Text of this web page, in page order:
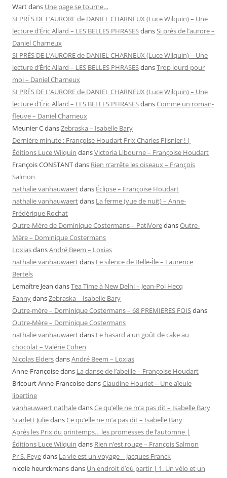
Wartdans Une page se tourne…
SI PRÈS DE L’AURORE de DANIEL CHARNEUX (Luce Wilquin) – Une
lecture d’Éric Allard – LES BELLES PHRASESdansSi près de l’aurore –
Daniel Charneux
SI PRÈS DE L’AURORE de DANIEL CHARNEUX (Luce Wilquin) – Une
lecture d’Éric Allard – LES BELLES PHRASESdansTrop lourd pour
moi – Daniel Charneux
SI PRÈS DE L’AURORE de DANIEL CHARNEUX (Luce Wilquin) – Une
lecture d’Éric Allard – LES BELLES PHRASESdansComme un roman-
fleuve – Daniel Charneux
Meunier CdansZebraska – Isabelle Bary
Dernière minute : Françoise Houdart Prix Charles Plisnier ! |
Éditions Luce Wilquin dansVictoria Libourne – Françoise Houdart
François CONSTANTdans Rien n’arrête les oiseaux – François
Salmon
nathalie vanhauwaertdans Éclipse – Françoise Houdart
nathalie vanhauwaertdans La ferme (vue de nuit) – Anne-
Frédérique Rochat
Outre-Mère de Dominique Costermans – PatiVoredansOutre-
Mère – Dominique Costermans
LoxiasdansAndré Beem – Loxias
nathalie vanhauwaertdans Le silence de Belle-Île – Laurence
Bertels
Lemaître Jean dansTea Time à New Delhi – Jean-Pol Hecq
FannydansZebraska – Isabelle Bary
Outre-mère – Dominique Costermans – 68 PREMIERES FOISdans
Outre-Mère – Dominique Costermans
nathalie vanhauwaertdans Le hasard a un goût de cake au
chocolat – Valérie Cohen
Nicolas EldersdansAndré Beem – Loxias
Anne-Françoisedans La danse de l’abeille – Françoise Houdart
Bricourt Anne-FrancoisedansClaudine Houriet – Une aïeule
libertine
vanhauwaert nathaledansCe qu’elle ne m’a pas dit – Isabelle Bary
Scarlett JuliedansCe qu’elle ne m’a pas dit – Isabelle Bary
Après les Prix du printemps… les promesses de l’automne |
Éditions Luce Wilquin dans Rien n’est rouge – François Salmon
Pr S. Feyedans La vie est un voyage – Jacques Franck
nicole heurckmansdans Un endroit d’où partir | 1. Un vélo et un